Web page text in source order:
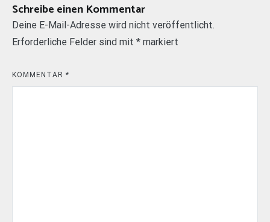
Schreibe einen Kommentar
Deine E-Mail-Adresse wird nicht veröffentlicht.
Erforderliche Felder sind mit * markiert
KOMMENTAR *